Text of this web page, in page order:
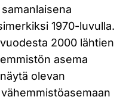
1970-luvulla.
2000 lähtien
asema
olevan